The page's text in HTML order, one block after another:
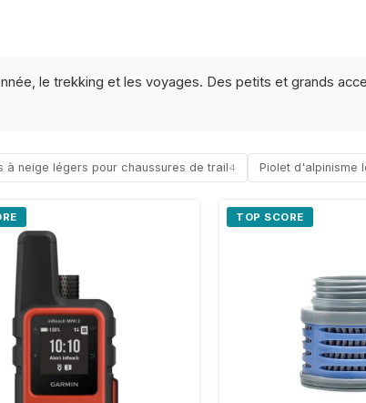
le trekking et les voyages. Des petits et grands
à neige légers pour chaussures de trail4 Piolet d'alpinisme
TOP SCORE